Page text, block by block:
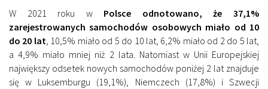
W 2021 roku wPolsce odnotowano, że 37,1%
zarejestrowanych samochodów osobowych miało od 10
do 20 lat, 10,5% miało od 5 do 10 lat, 6,2% miało od 2 do 5 lat,
a 4,9% miało mniej niż 2 lata. Natomiast w Unii Europejskiej
największy odsetek nowych samochodów poniżej 2 lat znajduje
się w Luksemburgu (19,1%), Niemczech (17,8%) i Szwecji